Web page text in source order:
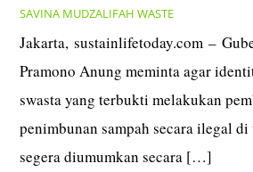
SAVINA MUDZALIFAH WASTE
Jakarta, sustainlifetoday.com –
Pramono Anung meminta agar
swasta yang terbukti melakukan
penimbunan sampah secara ilegal
segera diumumkan secara […]